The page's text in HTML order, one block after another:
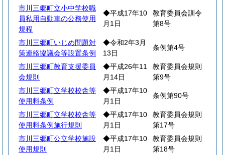
市川三郷町立小中学校職
員私用自動車の公務使用
規程
◆平成17年10
月1日
教育委員会訓令
第8号
市川三郷町いじめ問題対
策連絡協議会等設置条例
◆令和2年3月
13日
条例第4号
市川三郷町教育支援委員
会規則
◆平成26年11
月14日
教育委員会規則
第9号
市川三郷町立学校校舎等
使用料条例
◆平成17年10
月1日
条例第90号
市川三郷町立学校校舎等
使用料条例施行規則
◆平成17年10
月1日
教育委員会規則
第17号
市川三郷町公立学校施設
使用規則
◆平成17年10
月1日
教育委員会規則
第18号